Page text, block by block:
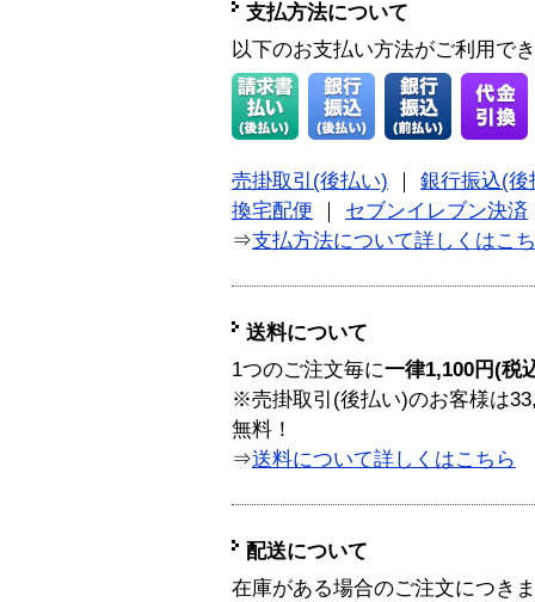
支払方法について
以下のお支払い方法がご利用で
売掛取引(後払い)
銀行振込(後
換宅配便
セブンイレブン決済
⇒支払方法について詳しくはこ
送料について
1つのご注文毎に一律1,100円(税
※売掛取引(後払い)のお客様は
無料！
⇒送料について詳しくはこちら
配送について
在庫がある場合のご注文につき